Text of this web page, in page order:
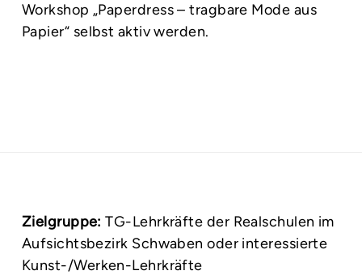
Workshop „Paperdress – tragbare Mode aus
Papier“ selbst aktiv werden.
Zielgruppe: TG-Lehrkräfte der Realschulen im
Aufsichtsbezirk Schwaben oder interessierte
Kunst-/Werken-Lehrkräfte